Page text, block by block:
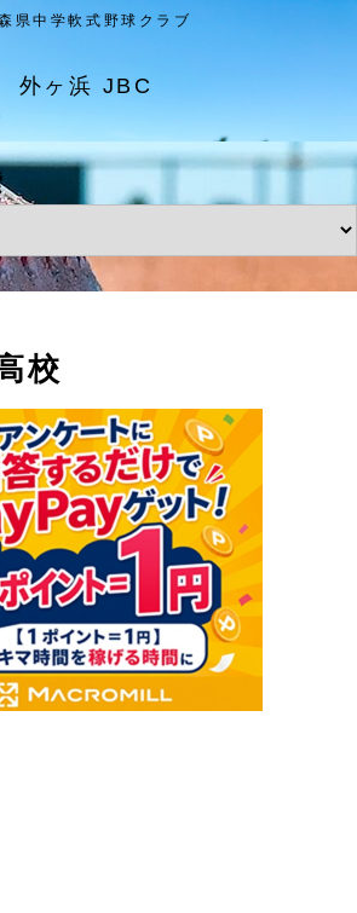
県中学軟式野球クラブ
外ヶ浜 JBC
校